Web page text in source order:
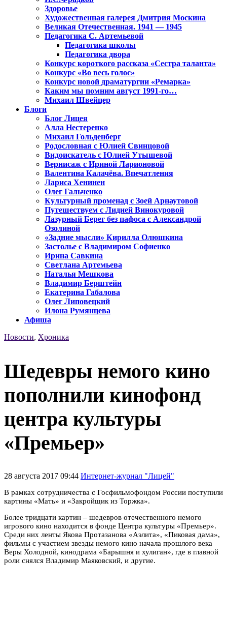
Здоровье
Художественная галерея Дмитрия Москина
Великая Отечественная. 1941 — 1945
Педагогика С. Артемьевой
Педагогика школы
Педагогика двора
Конкурс короткого рассказа «Сестра таланта»
Конкурс «Во весь голос»
Конкурс новой драматургии «Ремарка»
Каким мы помним август 1991-го…
Михаил Швейцер
Блоги
Блог Лицея
Алла Нестеренко
Михаил Гольденберг
Родословная с Юлией Свинцовой
Видоискатель с Юлией Утышевой
Вернисаж с Ириной Ларионовой
Валентина Калачёва. Впечатления
Лариса Хенинен
Олег Гальченко
Культурный променад с Зоей Арнаутовой
Путешествуем с Лидией Винокуровой
Лазурный Берег без пафоса с Александрой
Озолиной
«Задние мысли» Кирилла Олюшкина
Застолье с Владимиром Софиенко
Ирина Савкина
Светлана Артемьева
Наталья Мешкова
Владимир Берштейн
Екатерина Габалова
Олег Липовецкий
Илона Румянцева
Афиша
Новости, Хроника
Шедевры немого кино
пополнили кинофонд
центра культуры
«Премьер»
28 августа 2017 09:44 Интернет-журнал "Лицей"
В рамках сотрудничества с Госфильмофондом России поступили
картины «Мать» и «Закройщик из Торжка».
Более тридцати картин – шедевров отечественного немого
игрового кино находится в фонде Центра культуры «Премьер».
Среди них ленты Якова Протазанова «Аэлита», «Пиковая дама»,
фильмы с участием звезды немого кино начала прошлого века
Веры Холодной, кинодрама «Барышня и хулиган», где в главной
роли снялся Владимир Маяковский, и другие.